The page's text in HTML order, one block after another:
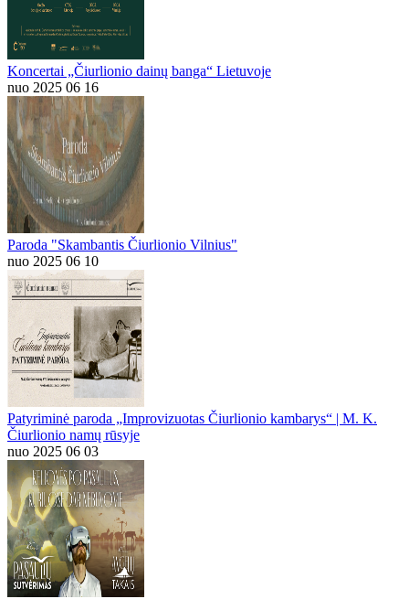
Koncertai „Čiurlionio dainų banga“ Lietuvoje
nuo 2025 06 16
Paroda "Skambantis Čiurlionio Vilnius"
nuo 2025 06 10
Patyriminė paroda „Improvizuotas Čiurlionio kambarys“ | M. K.
Čiurlionio namų rūsyje
nuo 2025 06 03